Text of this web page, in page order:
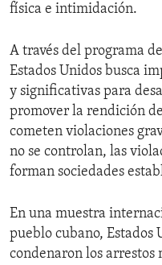
física e intimidación.
A través del programa
Estados Unidos busca
y significativas para
promover la rendición
cometen violaciones
no se controlan, las
forman sociedades
En una muestra
pueblo cubano, Estados
condenaron los arrestos